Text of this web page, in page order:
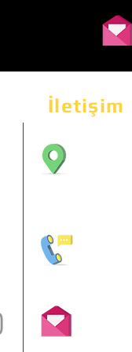
İletişim